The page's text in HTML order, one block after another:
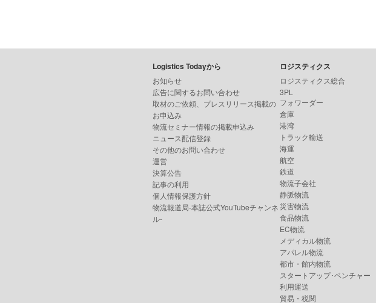
Logistics Todayから
お知らせ
広告に関するお問い合わせ
取材のご依頼、プレスリリース掲載の
お申込み
物流セミナー情報の掲載申込み
ニュース配信登録
その他のお問い合わせ
運営
決算公告
記事の利用
個人情報保護方針
物流報道局-本誌公式YouTubeチャンネ
ル-
ロジスティクス
ロジスティクス総合
3PL
フォワーダー
倉庫
港湾
トラック輸送
海運
航空
鉄道
物流子会社
静脈物流
災害物流
食品物流
EC物流
メディカル物流
アパレル物流
都市・館内物流
スタートアップ･ベンチャー
利用運送
貿易・税関